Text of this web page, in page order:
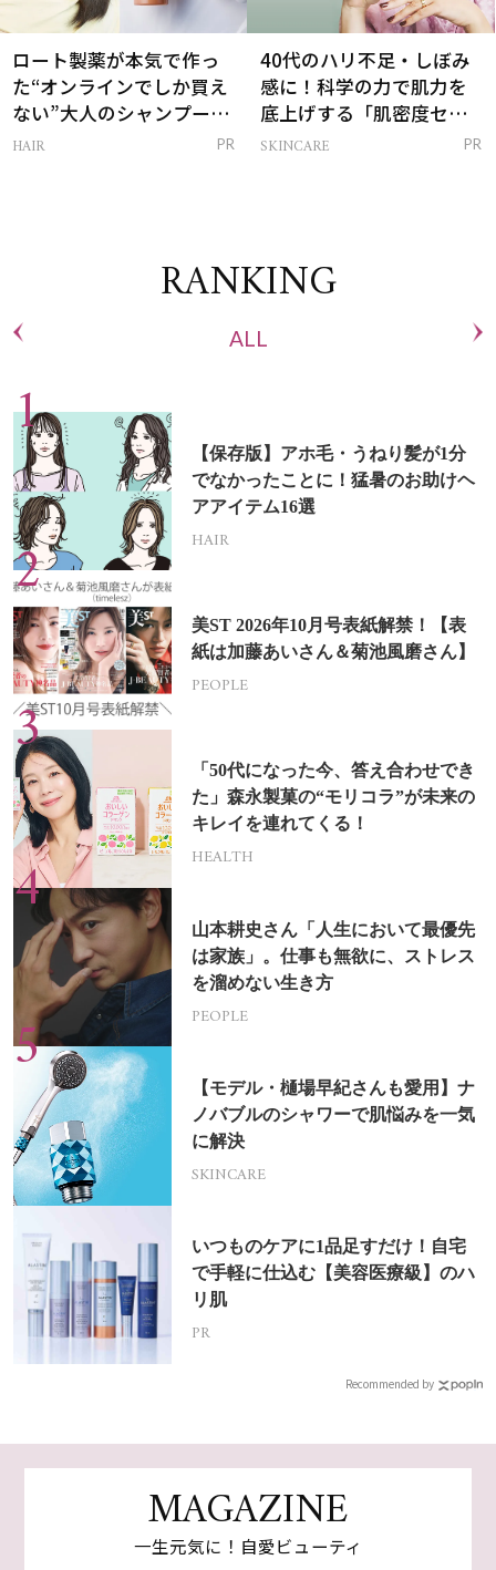
ロート製薬が本気で作っ
た“オンラインでしか買え
ない”大人のシャンプー＆
トリートメントって？
HAIR PR
40代のハリ不足・しぼみ
感に！科学の力で肌力を
底上げする「肌密度セラ
ム」
SKINCARE PR
RANKING
ALL
【保存版】アホ毛・うねり髪が1分
でなかったことに！猛暑のお助けヘ
アアイテム16選
HAIR
美ST 2026年10月号表紙解禁！【表
紙は加藤あいさん＆菊池風磨さん】
PEOPLE
「50代になった今、答え合わせでき
た」森永製菓の“モリコラ”が未来の
キレイを連れてくる！
HEALTH
山本耕史さん「人生において最優先
は家族」。仕事も無欲に、ストレス
を溜めない生き方
PEOPLE
【モデル・樋場早紀さんも愛用】ナ
ノバブルのシャワーで肌悩みを一気
に解決
SKINCARE
いつものケアに1品足すだけ！自宅
で手軽に仕込む【美容医療級】のハ
リ肌
PR
Recommended by
MAGAZINE
一生元気に！自愛ビューティ